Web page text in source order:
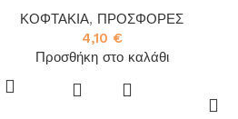
ΚΟΦΤΑΚΙΑ, ΠΡΟΣΦΟΡΕΣ
4,10 €
Προσθήκη στο καλάθι